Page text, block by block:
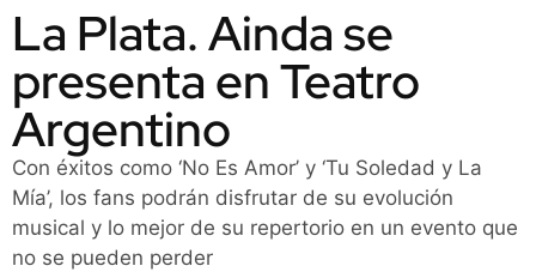
La Plata. Ainda se
presenta en Teatro
Argentino
Con éxitos como ‘No Es Amor’ y ‘Tu Soledad y La
Mía’, los fans podrán disfrutar de su evolución
musical y lo mejor de su repertorio en un evento que
no se pueden perder